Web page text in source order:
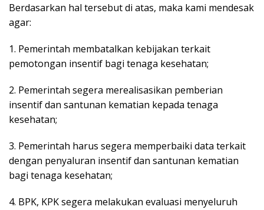
Berdasarkan hal tersebut di atas, maka kami mendesak
agar:
1. Pemerintah membatalkan kebijakan terkait
pemotongan insentif bagi tenaga kesehatan;
2. Pemerintah segera merealisasikan pemberian
insentif dan santunan kematian kepada tenaga
kesehatan;
3. Pemerintah harus segera memperbaiki data terkait
dengan penyaluran insentif dan santunan kematian
bagi tenaga kesehatan;
4. BPK, KPK segera melakukan evaluasi menyeluruh